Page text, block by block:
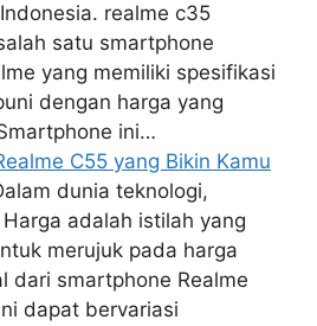
realme c35
satu smartphone
yang memiliki spesifikasi
dengan harga yang
ini…
C55 yang Bikin Kamu
dunia teknologi,
Harga adalah istilah yang
merujuk pada harga
dari smartphone Realme
dapat bervariasi